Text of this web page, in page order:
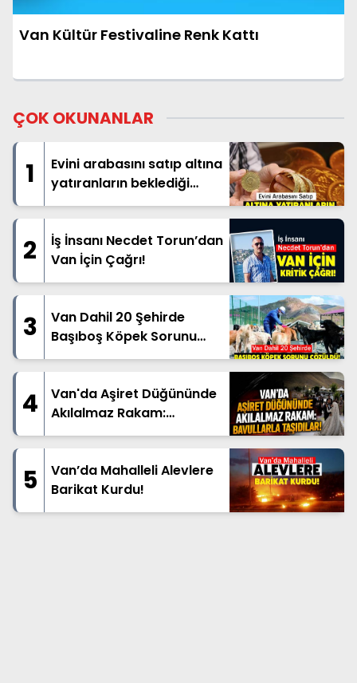
Van Kültür Festivaline Renk Kattı
ÇOK OKUNANLAR
1
Evini arabasını satıp altına
yatıranların beklediği
haber geldi
2
İş İnsanı Necdet Torun’dan
Van İçin Çağrı!
3
Van Dahil 20 Şehirde
Başıboş Köpek Sorunu
Çözüldü!
4
Van'da Aşiret Düğününde
Akılalmaz Rakam:
Bavullarla Taşıdılar!
5
Van’da Mahalleli Alevlere
Barikat Kurdu!